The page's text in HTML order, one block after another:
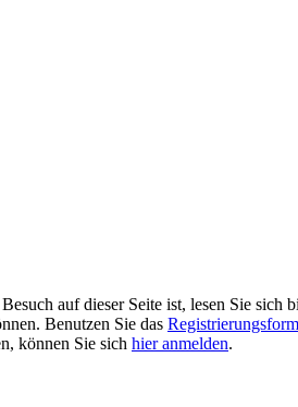
auf dieser Seite ist, lesen Sie sich
Benutzen Sie das
können Sie sich hier anmelden.